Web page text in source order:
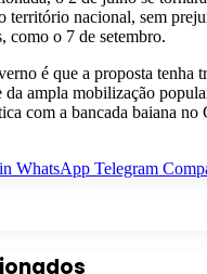
território nacional, sem
como o 7 de setembro.
é que a proposta tenha
da ampla mobilização
com a bancada baiana no
WhatsApp Telegram